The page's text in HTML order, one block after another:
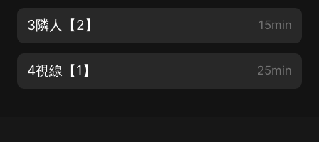
3隣人【2】 15min
4視線【1】 25min